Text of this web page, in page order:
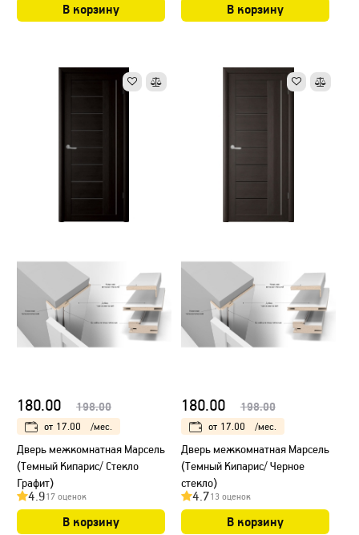
В корзину В корзину
180.00 198.00
от 17.00 /мес.
Дверь межкомнатная Марсель
(Темный Кипарис/ Стекло
Графит)
4.917 оценок
В корзину
180.00 198.00
от 17.00 /мес.
Дверь межкомнатная Марсель
(Темный Кипарис/ Черное
стекло)
4.713 оценок
В корзину